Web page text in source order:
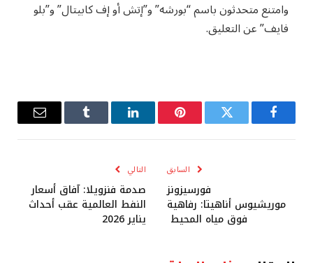
وامتنع متحدثون باسم “بورشه” و”إتش أو إف كابيتال” و”بلو
فايف” عن التعليق.
فيسبوك تويتر بينتيريستلينكدإن Tumblr
البريد
السابق
فورسيزونز
موريشيوس أناهيتا: رفاهية
فوق مياه المحيط
التالي
صدمة فنزويلا: آفاق أسعار
النفط العالمية عقب أحداث
يناير 2026